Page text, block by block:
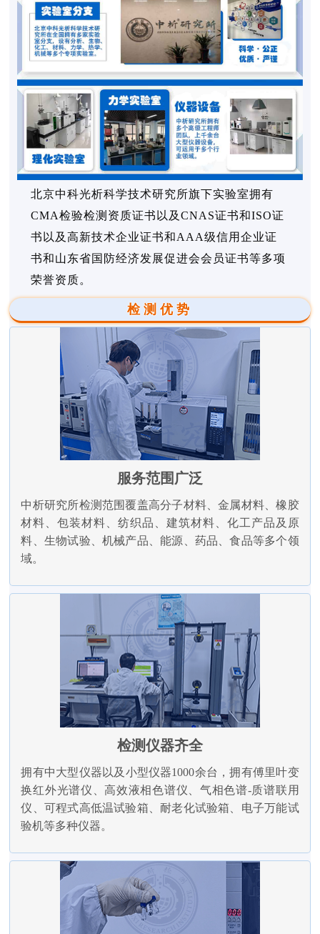
北京中科光析科学技术研究所旗下实验室拥有
CMA检验检测资质证书以及CNAS证书和ISO证
书以及高新技术企业证书和AAA级信用企业证
书和山东省国防经济发展促进会会员证书等多项
荣誉资质。
检测优势
服务范围广泛
中析研究所检测范围覆盖高分子材料、金属材料、橡胶
材料、包装材料、纺织品、建筑材料、化工产品及原
料、生物试验、机械产品、能源、药品、食品等多个领
域。
检测仪器齐全
拥有中大型仪器以及小型仪器1000余台，拥有傅里叶变
换红外光谱仪、高效液相色谱仪、气相色谱-质谱联用
仪、可程式高低温试验箱、耐老化试验箱、电子万能试
验机等多种仪器。